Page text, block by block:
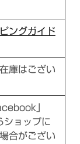
ングガイド
庫はござい
」
ョップに
合がござい